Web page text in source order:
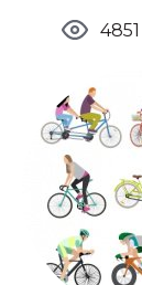
4851